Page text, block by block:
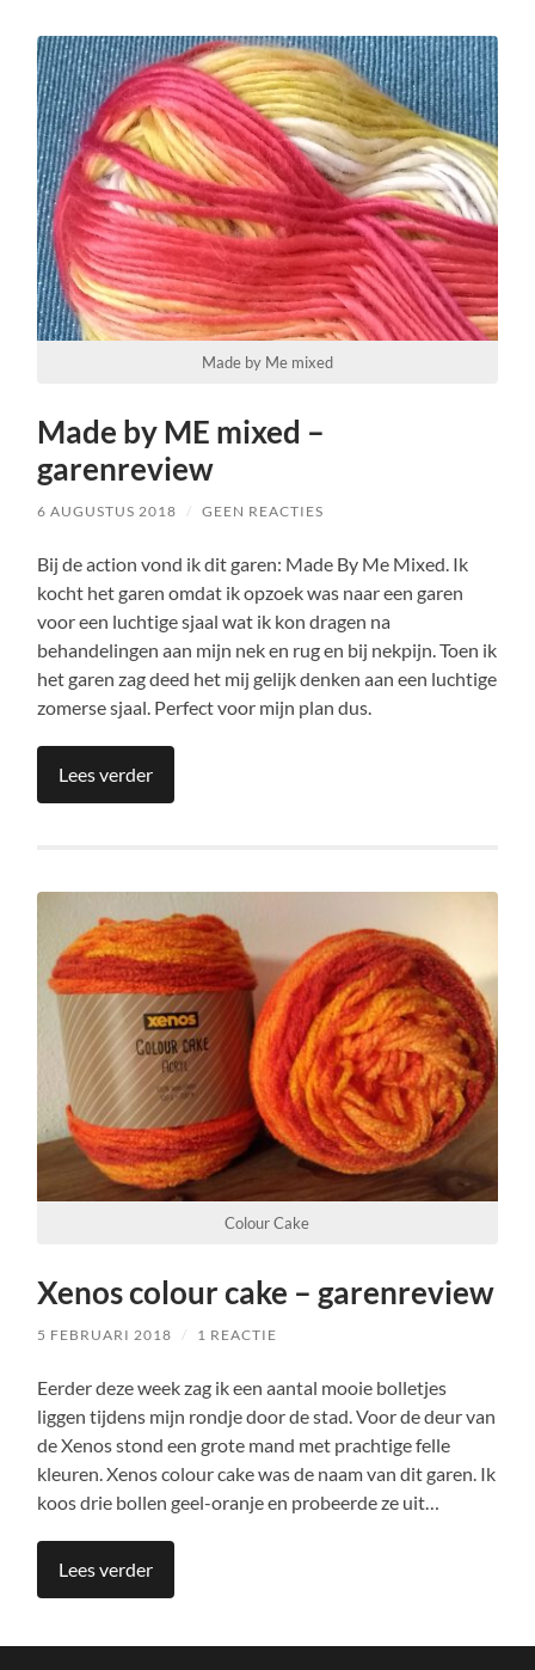
Made by Me mixed
Made by ME mixed –
garenreview
6 AUGUSTUS 2018 / GEEN REACTIES
Bij de action vond ik dit garen: Made By Me Mixed. Ik
kocht het garen omdat ik opzoek was naar een garen
voor een luchtige sjaal wat ik kon dragen na
behandelingen aan mijn nek en rug en bij nekpijn. Toen ik
het garen zag deed het mij gelijk denken aan een luchtige
zomerse sjaal. Perfect voor mijn plan dus.
Lees verder
Colour Cake
Xenos colour cake – garenreview
5 FEBRUARI 2018 / 1 REACTIE
Eerder deze week zag ik een aantal mooie bolletjes
liggen tijdens mijn rondje door de stad. Voor de deur van
de Xenos stond een grote mand met prachtige felle
kleuren. Xenos colour cake was de naam van dit garen. Ik
koos drie bollen geel-oranje en probeerde ze uit…
Lees verder